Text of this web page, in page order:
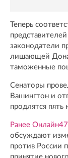
Теперь
законодатели
лишающей
таможенные
Сенаторы
Вашингтон и
продлятся пять
Ранее
обсуждают
против России